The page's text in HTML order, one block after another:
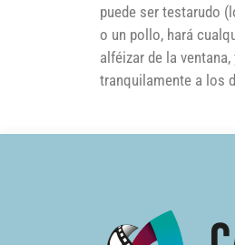
puede ser testarudo
o un pollo, hará
alféizar de la
tranquilamente a los